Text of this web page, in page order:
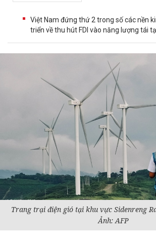
Việt Nam đứng thứ 2 trong số các nền
triển về thu hút FDI vào năng lượng tái
Trang trại điện gió tại khu vực Sidenreng
Ảnh: AFP